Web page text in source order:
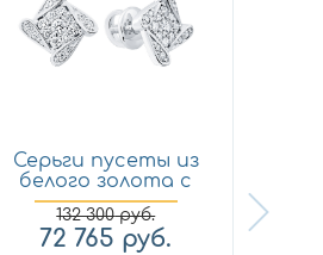
Серьги пусеты из
белого золота с
брил...
132 300руб.
72 765 руб.